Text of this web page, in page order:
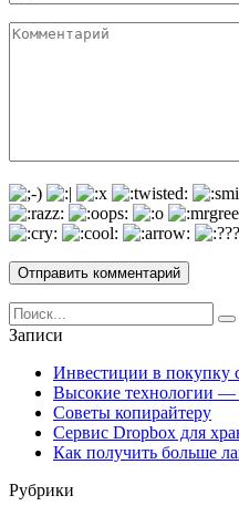
Комментарий
Search
for:
Записи
Инвестиции в покупку
Высокие технологии —
Советы копирайтеру
Сервис Dropbox для
Как получить больше
Рубрики